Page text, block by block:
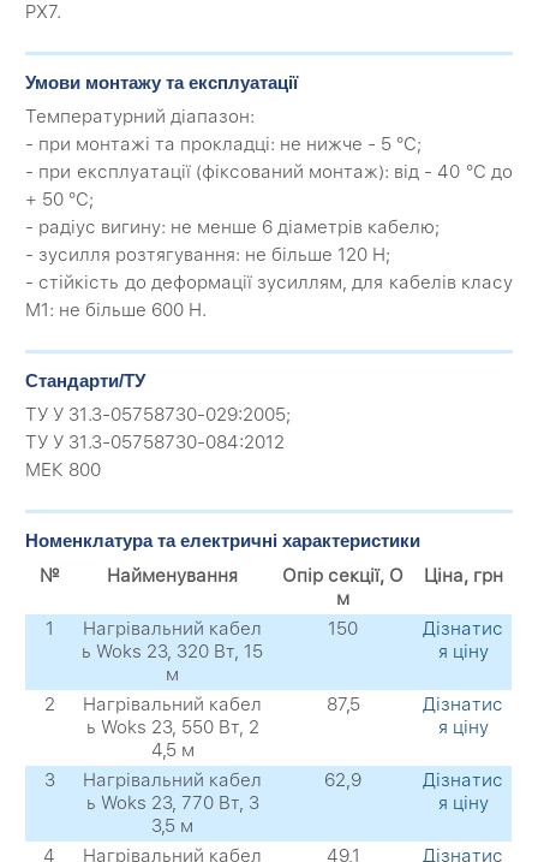
PX7.
Умови монтажу та експлуатації
Температурний діапазон:
- при монтажі та прокладці: не нижче - 5 °С;
- при експлуатації (фіксований монтаж): від - 40 °С до
+ 50 °С;
- радіус вигину: не менше 6 діаметрів кабелю;
- зусилля розтягування: не більше 120 Н;
- стійкість до деформації зусиллям, для кабелів класу
М1: не більше 600 Н.
Стандарти/ТУ
ТУ У 31.3-05758730-029:2005;
ТУ У 31.3-05758730-084:2012
МЕК 800
Номенклатура та електричні характеристики
№ Найменування
Опір секції, О
м
Ціна, грн
1
Нагрівальний кабел
ь Woks 23, 320 Вт, 15
м
150
Дізнатис
я ціну
2
Нагрівальний кабел
ь Woks 23, 550 Вт, 2
4,5 м
87,5
Дізнатис
я ціну
3
Нагрівальний кабел
ь Woks 23, 770 Вт, 3
3,5 м
62,9
Дізнатис
я ціну
4
Нагрівальний кабел
49,1
Дізнатис